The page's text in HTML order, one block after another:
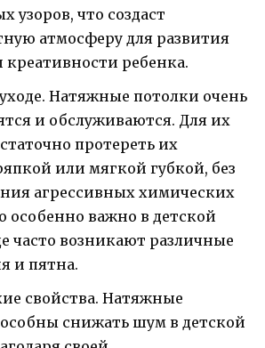
узоров, что создаст
атмосферу для развития
креативности ребенка.
Натяжные потолки очень
и обслуживаются. Для их
протереть их
или мягкой губкой, без
агрессивных химических
особенно важно в детской
часто возникают различные
и пятна.
свойства. Натяжные
снижать шум в детской